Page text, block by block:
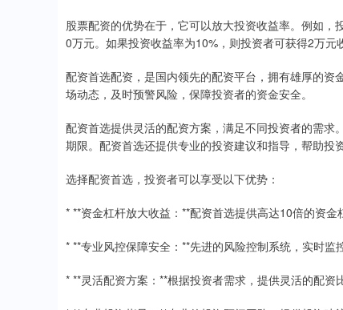
股票配资的优势在于，它可以放大投资收益率。例如
0万元。如果投资收益率为10%，则投资者可获得2万元
配资首选配资，是国内领先的配资平台，拥有雄厚的
场动态，及时预警风险，保障投资者的资金安全。
配资首选提供灵活的配资方案，满足不同投资者的需
期限。配资首选还提供专业的投资建议和指导，帮助投
选择配资首选，投资者可以享受以下优势：
* **资金杠杆放大收益：**配资首选提供高达10倍的资金
* **专业风控保障安全：**先进的风险控制系统，实时监
* **灵活配资方案：**根据投资者需求，提供灵活的配资